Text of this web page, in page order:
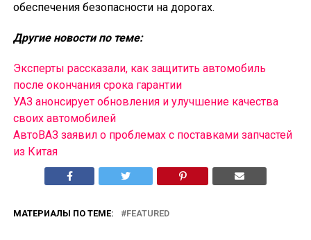
обеспечения безопасности на дорогах.
Другие новости по теме:
Эксперты рассказали, как защитить автомобиль
после окончания срока гарантии
УАЗ анонсирует обновления и улучшение качества
своих автомобилей
АвтоВАЗ заявил о проблемах с поставками запчастей
из Китая
МАТЕРИАЛЫ ПО ТЕМЕ: FEATURED